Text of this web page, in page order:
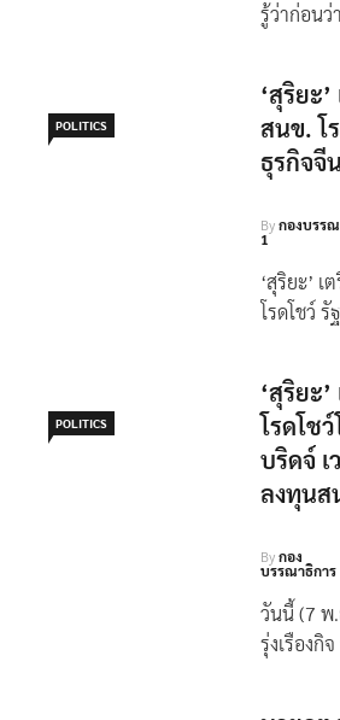
รู้ว่าก่อน
POLITICS
‘สุริยะ
สนข. โ
ธุรกิจจีน
Byกองบรร
1
‘สุริยะ’
โรดโชว์
POLITICS
‘สุริยะ
โรดโช
บริดจ์ เ
ลงทุนส
Byกอง
บรรณาธิการ
วันนี้ (7 พ
รุ่งเรืองกิ